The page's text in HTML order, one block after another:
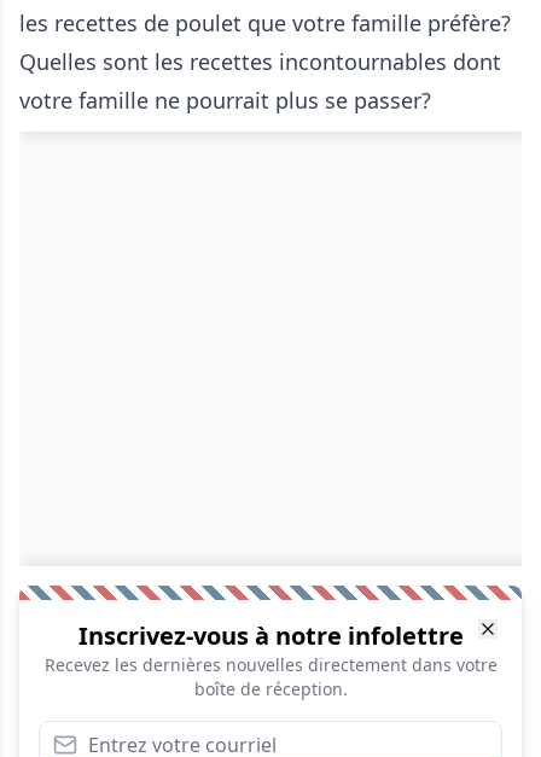
les recettes de poulet que votre famille préfère?
Quelles sont les recettes incontournables dont
votre famille ne pourrait plus se passer?
Inscrivez-vous à notre infolettre
Recevez les dernières nouvelles directement dans votre
boîte de réception.